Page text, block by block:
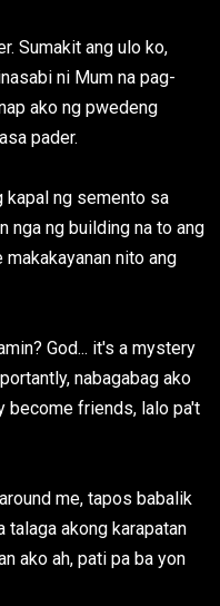
Sumakit ang ulo ko,
ni Mum na pag-
ako ng pwedeng
pader.
kapal ng semento sa
nga ng building na to ang
nito ang
God... it's a mystery
nabagabag ako
become friends, lalo pa't
me, tapos babalik
talaga akong karapatan
ako ah, pati pa ba yon